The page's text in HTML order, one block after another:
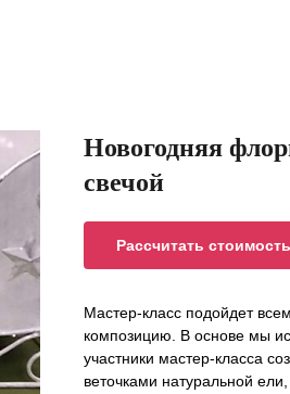
Новогодняя
свечой
Рассчитать стоимость
Мастер-класс подойдет
композицию. В основе мы
участники мастер-класса
веточками натуральной